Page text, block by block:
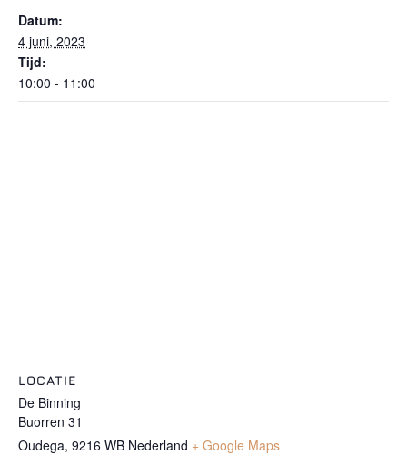
Datum:
4 juni, 2023
Tijd:
10:00 - 11:00
LOCATIE
De Binning
Buorren 31
Oudega, 9216 WB Nederland + Google Maps